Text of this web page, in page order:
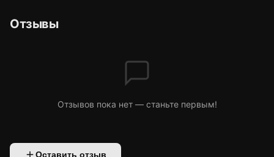
Отзывы
Отзывов пока нет — станьте первым!
Оставить отзыв